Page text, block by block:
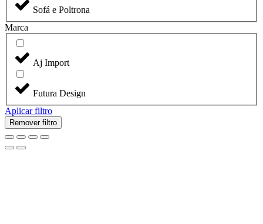
Sofá e Poltrona
Marca
Aj Import
Futura Design
Aplicar filtro
Remover filtro